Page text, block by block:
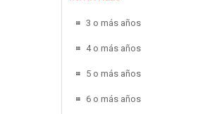
3 o más años
4 o más años
5 o más años
6 o más años